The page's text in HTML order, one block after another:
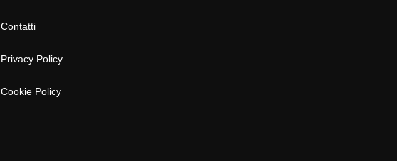
Contatti
Privacy Policy
Cookie Policy